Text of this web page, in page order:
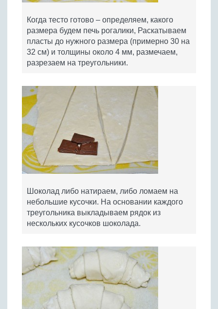
Когда тесто готово – определяем, какого
размера будем печь рогалики, Раскатываем
пласты до нужного размера (примерно 30 на
32 см) и толщины около 4 мм, размечаем,
разрезаем на треугольники.
Шоколад либо натираем, либо ломаем на
небольшие кусочки. На основании каждого
треугольника выкладываем рядок из
нескольких кусочков шоколада.